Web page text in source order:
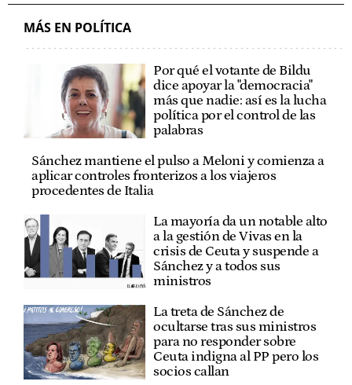
MÁS EN POLÍTICA
Por qué el votante de Bildu
dice apoyar la "democracia"
más que nadie: así es la lucha
política por el control de las
palabras
Sánchez mantiene el pulso a Meloni y comienza a
aplicar controles fronterizos a los viajeros
procedentes de Italia
La mayoría da un notable alto
a la gestión de Vivas en la
crisis de Ceuta y suspende a
Sánchez y a todos sus
ministros
La treta de Sánchez de
ocultarse tras sus ministros
para no responder sobre
Ceuta indigna al PP pero los
socios callan